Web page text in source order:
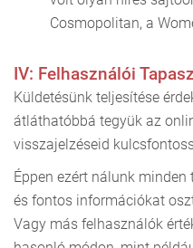
Cosmopolitan, a
IV: Felhasználói
Küldetésünk teljesítése
átláthatóbbá tegyük az
visszajelzéseid
Éppen ezért nálunk
és fontos információkat
Vagy más felhasználók